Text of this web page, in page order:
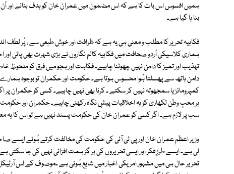
ہمیں افسوس اس بات کا ہے کہ اس مضمون میں عمران خان کو ہدف بنانے اور اُن
بنا یا گیا ہے۔
فکاہیہ تحریر کا مطلب و معنی ہی یہ ہے کہ ظرافت اور خوش طبعی سے ، پُر لطف
ہماری کلاسیکی اُردو صحافت میں فکاہیہ کالم نگاروں نے بڑی شہرت بھی پائی
تہذیب اور تمیز کا دامن نہیں چھوٹنا چاہیے۔ فکاہت اور ہجو میں فرق کو
دامن ہاتھ سے پھسلتا ہُوا محسوس ہوتا ہے۔ حکومت اور حکمران تو بوجوہ
کمپرومائز یا سمجھوتہ نہیں کر سکتے ۔ کرنا بھی نہیں چاہیے۔ کسی کو حکمران
ہر محبِ وطن لکھاری کو یہ اخلاقیات پیشِ نگاہ رکھنی چاہیے۔ حکمران اور
سب پر لازم ہے۔ اگر کسی کو عمران خان کی حکومت پسند نہیں ہے تو اس کا یہ
وزیر اعظم عمران خان اور پی ٹی آئی کی حکومت کی مخالفت کرتے ہُوئے ایسے
لی ہے۔ ایسے طرزِ فکر اور ایسی تحریروں کی ہر گز ہمت افزائی نہیں کی جا
تحریر حال ہی میں مشہور امریکی اخبار میں شایع ہُوئی ہے ۔موصوف کے اس